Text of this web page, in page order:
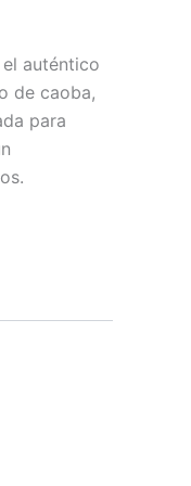
auténtico
de caoba,
para